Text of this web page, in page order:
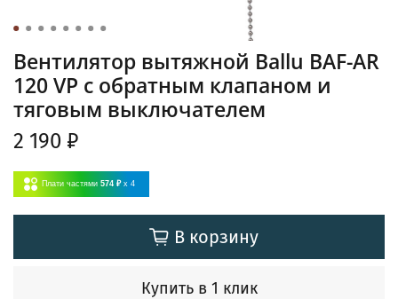
Вентилятор вытяжной Ballu BAF-AR
120 VP с обратным клапаном и
тяговым выключателем
2 190 ₽
Плати частями 574 ₽ x 4
В корзину
Купить в 1 клик